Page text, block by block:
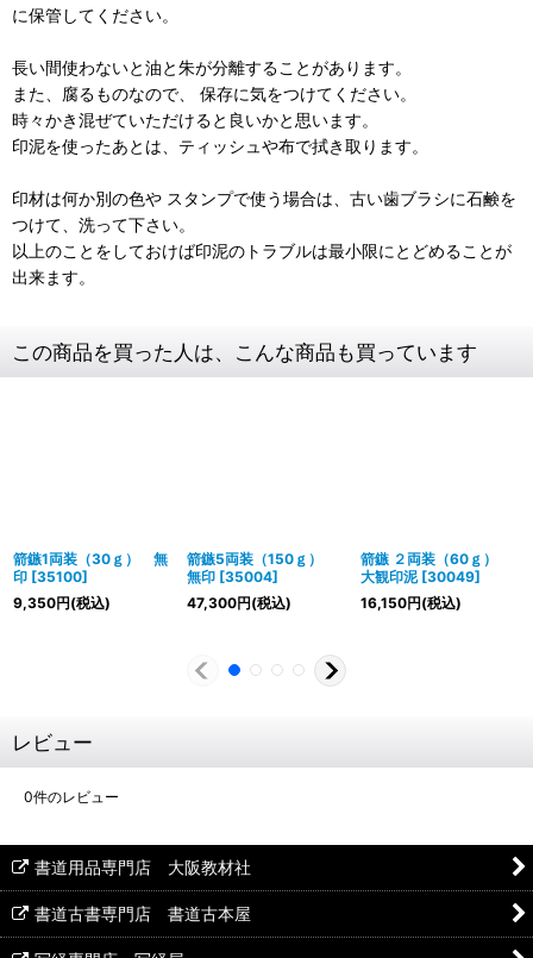
に保管してください。
長い間使わないと油と朱が分離することがあります。
また、腐るものなので、 保存に気をつけてください。
時々かき混ぜていただけると良いかと思います。
印泥を使ったあとは、ティッシュや布で拭き取ります。
印材は何か別の色や スタンプで使う場合は、古い歯ブラシに石鹸を
つけて、洗って下さい。
以上のことをしておけば印泥のトラブルは最小限にとどめることが
出来ます。
この商品を買った人は、こんな商品も買っています
箭鏃1両装（30ｇ） 無
印 [35100]
9,350円(税込)
箭鏃5両装（150ｇ）
無印 [35004]
47,300円(税込)
箭鏃 ２両装（60ｇ）
大観印泥 [30049]
16,150円(税込)
レビュー
0件のレビュー
書道用品専門店 大阪教材社
書道古書専門店 書道古本屋